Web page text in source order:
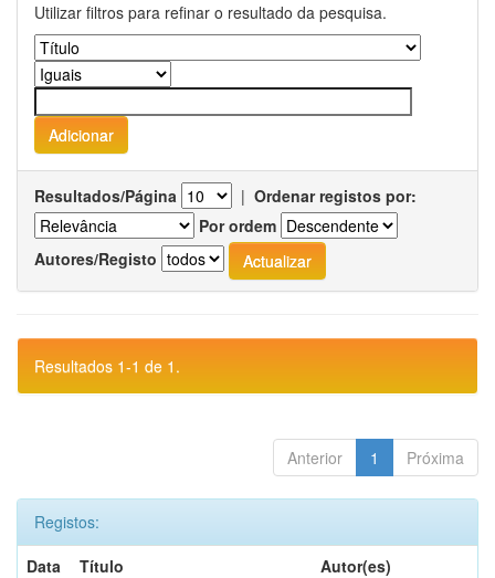
Utilizar filtros para refinar o resultado da pesquisa.
Resultados/Página | Ordenar registos por:
Por ordem
Autores/Registo
Resultados 1-1 de 1.
Anterior 1 Próxima
Registos:
Data
Título
Autor(es)